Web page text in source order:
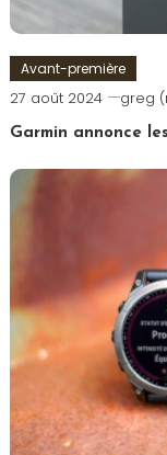
Avant-première
27 août 2024 greg
Garmin annonce